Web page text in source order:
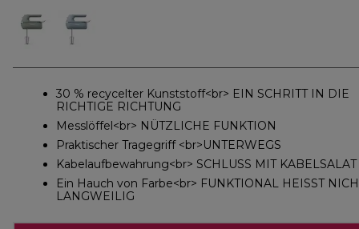
30 % recycelter Kunststoff<br> EIN SCHRITT IN DIE
RICHTIGE RICHTUNG
Messlöffel<br> NÜTZLICHE FUNKTION
Praktischer Tragegriff <br>UNTERWEGS
Kabelaufbewahrung<br> SCHLUSS MIT KABELSALAT
Ein Hauch von Farbe<br> FUNKTIONAL HEISST
LANGWEILIG